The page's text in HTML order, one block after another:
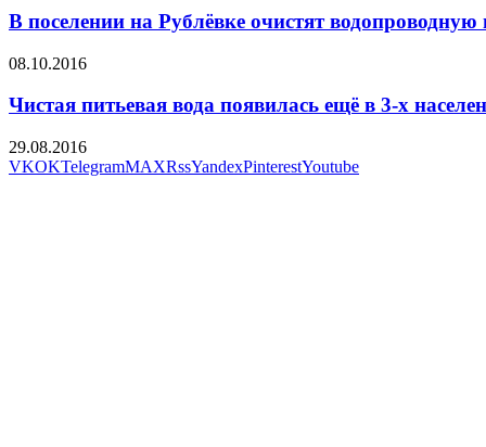
В поселении на Рублёвке очистят водопроводную
08.10.2016
Чистая питьевая вода появилась ещё в 3-х
29.08.2016
VKOKTelegramMAXRssYandexPinterestYoutube